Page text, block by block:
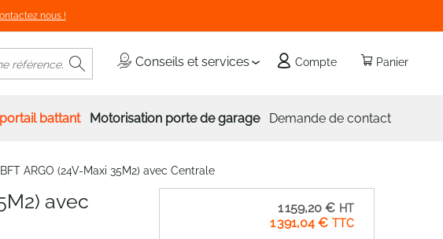
nous !
Panier
Conseils et services Compte
Rechercher
battant Motorisation porte de garage Demande de contact
ARGO (24V-Maxi 35M2) avec Centrale
avec
1 391,04 €
1 159,20 €